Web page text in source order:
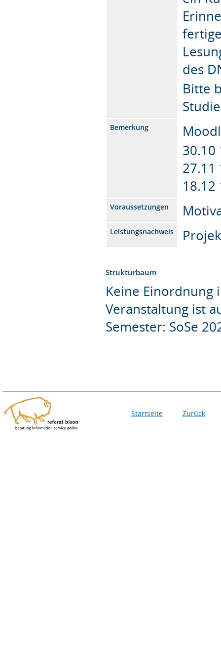
des
Bitte
Bemerkung
30.10
27.11
18.12
Voraussetzungen
Leistungsnachweis
Strukturbaum
Keine Einordnung
Veranstaltung ist
Semester: SoSe
Startseite Zurück